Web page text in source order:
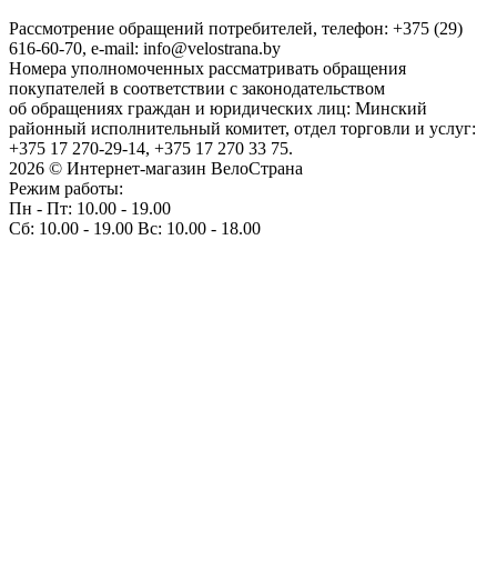
Рассмотрение обращений потребителей, телефон: +375 (29)
616-60-70, e-mail: info@velostrana.by
Номера уполномоченных рассматривать обращения
покупателей в соответствии с законодательством
об обращениях граждан и юридических лиц: Минский
районный исполнительный комитет, отдел торговли и услуг:
+375 17 270-29-14, +375 17 270 33 75.
2026 © Интернет-магазин ВелоСтрана
Режим работы:
Пн - Пт: 10.00 - 19.00
Сб: 10.00 - 19.00 Вс: 10.00 - 18.00